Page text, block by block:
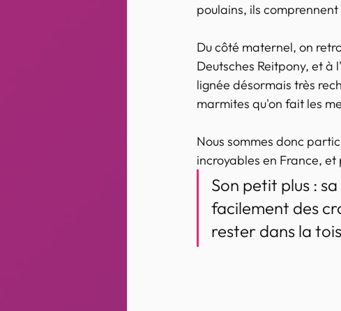
poulains, ils
Du côté maternel, on
Deutsches Reitpony, et
lignée désormais très
marmites qu'on fait les
Nous sommes donc
incroyables en France,
Son petit plus :
facilement des
rester dans la